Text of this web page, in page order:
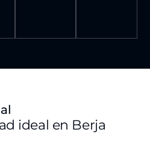
ideal en Berja